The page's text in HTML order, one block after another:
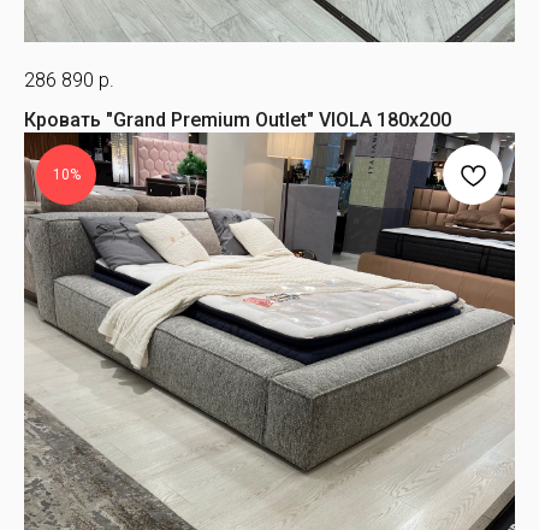
286 890 р.
Кровать "Grand Premium Outlet" VIOLA 180х200
10%